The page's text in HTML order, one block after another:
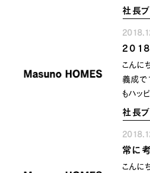
スタッフブログ
採用情報
お客様の
お問い合
0120-
[営業時間] 9:00-18:00 [
なるた
本日
すき
のと
です。
はこれ
き家
食べ
解決の
次も
社長
2018
こんに
義成で
もハッ
なるた
本日
今から
三重
を入
社長
常に
こんに